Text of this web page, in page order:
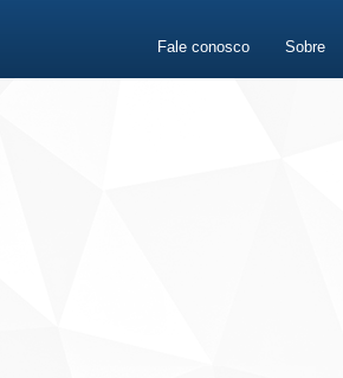
Fale conosco Sobre